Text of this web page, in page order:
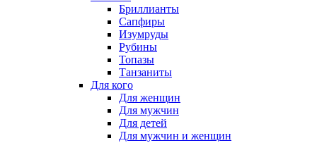
Бриллианты
Сапфиры
Изумруды
Рубины
Топазы
Танзаниты
Для кого
Для женщин
Для мужчин
Для детей
Для мужчин и женщин